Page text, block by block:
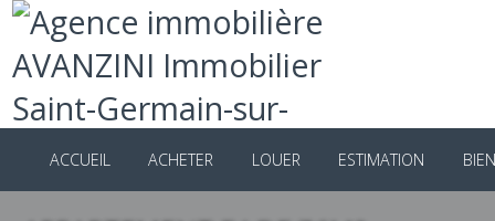
ACCUEIL ACHETER LOUER ESTIMATION